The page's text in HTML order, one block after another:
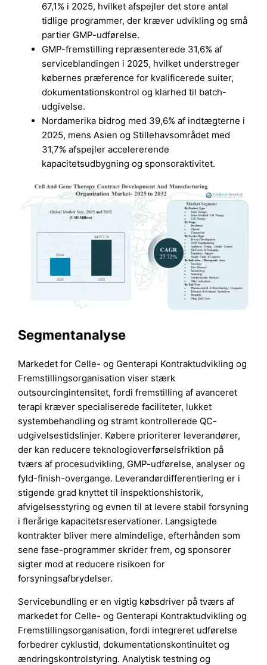
67,1% i 2025, hvilket afspejler det store antal
tidlige programmer, der kræver udvikling og små
partier GMP-udførelse.
GMP-fremstilling repræsenterede 31,6% af
serviceblandingen i 2025, hvilket understreger
købernes præference for kvalificerede suiter,
dokumentationskontrol og klarhed til batch-
udgivelse.
Nordamerika bidrog med 39,6% af indtægterne i
2025, mens Asien og Stillehavsområdet med
31,7% afspejler accelererende
kapacitetsudbygning og sponsoraktivitet.
Segmentanalyse
Markedet for Celle- og Genterapi Kontraktudvikling og
Fremstillingsorganisation viser stærk
outsourcingintensitet, fordi fremstilling af avanceret
terapi kræver specialiserede faciliteter, lukket
systembehandling og stramt kontrollerede QC-
udgivelsestidslinjer. Købere prioriterer leverandører,
der kan reducere teknologioverførselsfriktion på
tværs af procesudvikling, GMP-udførelse, analyser og
fyld-finish-overgange. Leverandørdifferentiering er i
stigende grad knyttet til inspektionshistorik,
afvigelsesstyring og evnen til at levere stabil forsyning
i flerårige kapacitetsreservationer. Langsigtede
kontrakter bliver mere almindelige, efterhånden som
sene fase-programmer skrider frem, og sponsorer
sigter mod at reducere risikoen for
forsyningsafbrydelser.
Servicebundling er en vigtig købsdriver på tværs af
markedet for Celle- og Genterapi Kontraktudvikling og
Fremstillingsorganisation, fordi integreret udførelse
forbedrer cyklustid, dokumentationskontinuitet og
ændringskontrolstyring. Analytisk testning og